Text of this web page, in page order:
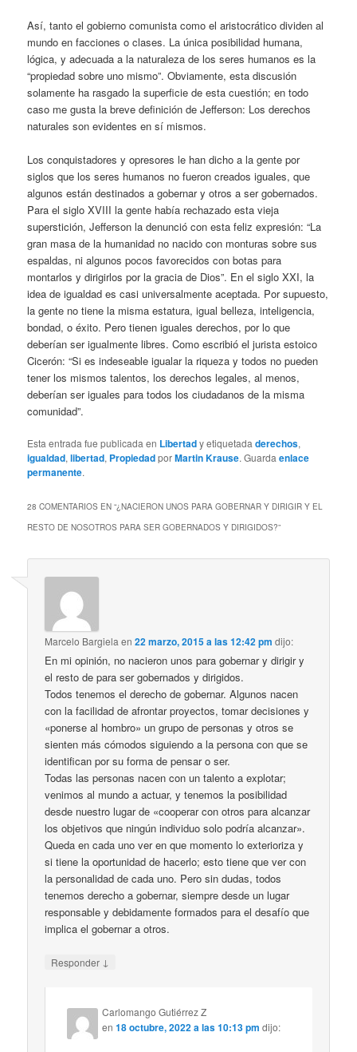
Así, tanto el gobierno comunista como el aristocrático dividen al
mundo en facciones o clases. La única posibilidad humana,
lógica, y adecuada a la naturaleza de los seres humanos es la
“propiedad sobre uno mismo”. Obviamente, esta discusión
solamente ha rasgado la superficie de esta cuestión; en todo
caso me gusta la breve definición de Jefferson: Los derechos
naturales son evidentes en sí mismos.
Los conquistadores y opresores le han dicho a la gente por
siglos que los seres humanos no fueron creados iguales, que
algunos están destinados a gobernar y otros a ser gobernados.
Para el siglo XVIII la gente había rechazado esta vieja
superstición, Jefferson la denunció con esta feliz expresión: “La
gran masa de la humanidad no nacido con monturas sobre sus
espaldas, ni algunos pocos favorecidos con botas para
montarlos y dirigirlos por la gracia de Dios”. En el siglo XXI, la
idea de igualdad es casi universalmente aceptada. Por supuesto,
la gente no tiene la misma estatura, igual belleza, inteligencia,
bondad, o éxito. Pero tienen iguales derechos, por lo que
deberían ser igualmente libres. Como escribió el jurista estoico
Cicerón: “Si es indeseable igualar la riqueza y todos no pueden
tener los mismos talentos, los derechos legales, al menos,
deberían ser iguales para todos los ciudadanos de la misma
comunidad”.
Esta entrada fue publicada en Libertady etiquetadaderechos,
igualdad,libertad, PropiedadporMartin Krause. Guardaenlace
permanente.
28 COMENTARIOS EN “¿NACIERON UNOS PARA GOBERNAR Y DIRIGIR Y EL
RESTO DE NOSOTROS PARA SER GOBERNADOS Y DIRIGIDOS?”
Marcelo Bargiela en22 marzo, 2015 a las 12:42 pm dijo:
En mi opinión, no nacieron unos para gobernar y dirigir y
el resto de para ser gobernados y dirigidos.
Todos tenemos el derecho de gobernar. Algunos nacen
con la facilidad de afrontar proyectos, tomar decisiones y
«ponerse al hombro» un grupo de personas y otros se
sienten más cómodos siguiendo a la persona con que se
identifican por su forma de pensar o ser.
Todas las personas nacen con un talento a explotar;
venimos al mundo a actuar, y tenemos la posibilidad
desde nuestro lugar de «cooperar con otros para alcanzar
los objetivos que ningún individuo solo podría alcanzar».
Queda en cada uno ver en que momento lo exterioriza y
si tiene la oportunidad de hacerlo; esto tiene que ver con
la personalidad de cada uno. Pero sin dudas, todos
tenemos derecho a gobernar, siempre desde un lugar
responsable y debidamente formados para el desafío que
implica el gobernar a otros.
Responder ↓
Carlomango Gutiérrez Z
en18 octubre, 2022 a las 10:13 pm dijo: